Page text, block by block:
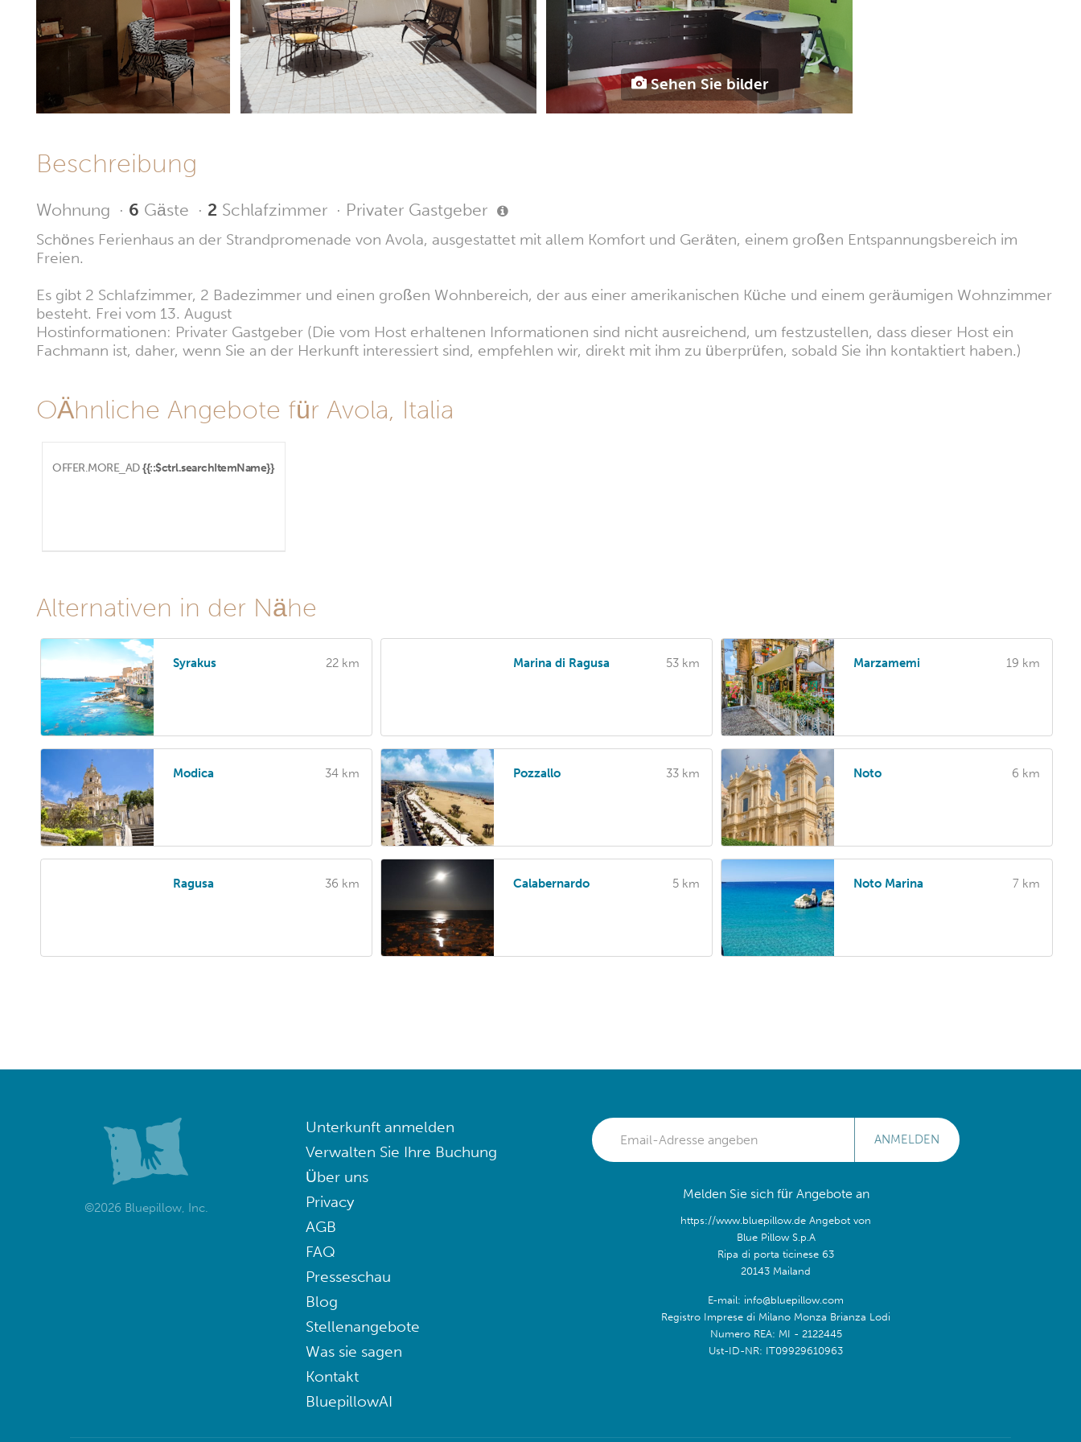
Sehen Sie bilder
Beschreibung
Wohnung · 6 Gäste · 2 Schlafzimmer · Privater Gastgeber
Schönes Ferienhaus an der Strandpromenade von Avola, ausgestattet mit allem Komfort und Geräten, einem großen Entspannungsbereich im
Freien.
Es gibt 2 Schlafzimmer, 2 Badezimmer und einen großen Wohnbereich, der aus einer amerikanischen Küche und einem geräumigen Wohnzimmer
besteht. Frei vom 13. August
Hostinformationen: Privater Gastgeber (Die vom Host erhaltenen Informationen sind nicht ausreichend, um festzustellen, dass dieser Host ein
Fachmann ist, daher, wenn Sie an der Herkunft interessiert sind, empfehlen wir, direkt mit ihm zu überprüfen, sobald Sie ihn kontaktiert haben.)
OÄhnliche Angebote für Avola, Italia
OFFER.MORE_AD {{::$ctrl.searchItemName}}
Alternativen in der Nähe
Syrakus 22 km Marina di Ragusa 53 km Marzamemi 19 km
Modica 34 km Pozzallo 33 km Noto 6 km
Ragusa 36 km Calabernardo 5 km Noto Marina 7 km
©2026 Bluepillow, Inc.
Unterkunft anmelden
Verwalten Sie Ihre Buchung
Über uns
Privacy
AGB
FAQ
Presseschau
Blog
Stellenangebote
Was sie sagen
Kontakt
BluepillowAI
ANMELDEN
Melden Sie sich für Angebote an
https://www.bluepillow.de Angebot von
Blue Pillow S.p.A
Ripa di porta ticinese 63
20143 Mailand
E-mail: info@bluepillow.com
Registro Imprese di Milano Monza Brianza Lodi
Numero REA: MI - 2122445
Ust-ID-NR: IT09929610963